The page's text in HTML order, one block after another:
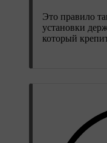
Это правило
установки
который